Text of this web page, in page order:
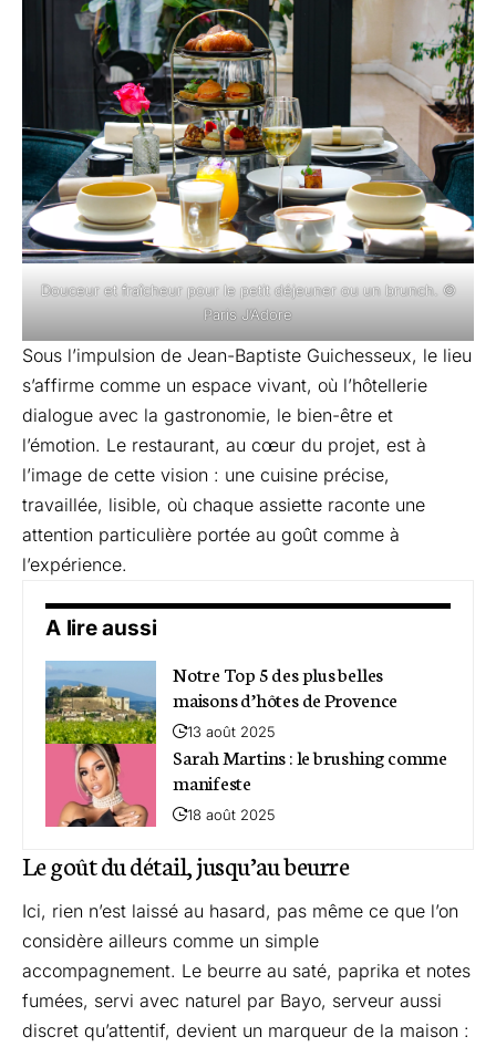
Douceur et fraîcheur pour le petit déjeuner ou un brunch. ©
Paris J’Adore
Sous l’impulsion de Jean-Baptiste Guichesseux, le lieu
s’affirme comme un espace vivant, où l’hôtellerie
dialogue avec la gastronomie, le bien-être et
l’émotion. Le restaurant, au cœur du projet, est à
l’image de cette vision : une cuisine précise,
travaillée, lisible, où chaque assiette raconte une
attention particulière portée au goût comme à
l’expérience.
A lire aussi
Notre Top 5 des plus belles
maisons d’hôtes de Provence
13 août 2025
Sarah Martins : le brushing comme
manifeste
18 août 2025
Le goût du détail, jusqu’au beurre
Ici, rien n’est laissé au hasard, pas même ce que l’on
considère ailleurs comme un simple
accompagnement. Le beurre au saté, paprika et notes
fumées, servi avec naturel par Bayo, serveur aussi
discret qu’attentif, devient un marqueur de la maison :